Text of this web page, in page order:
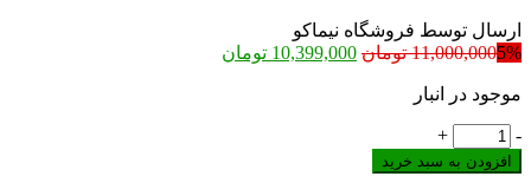
ارسال توسط فروشگاه نیماکو
5%
11,000,000 تومان قیمت
10,399,000 تومان
موجود در انبار
کراتین
فلوراکتیو
قهوه
-
+
افزودن به سبد خرید